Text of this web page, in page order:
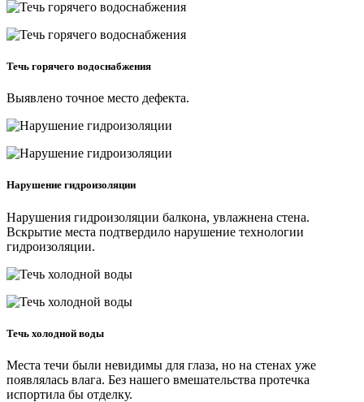
Течь горячего водоснабжения
Выявлено точное место дефекта.
Нарушение гидроизоляции
Нарушения гидроизоляции балкона, увлажнена стена.
Вскрытие места подтвердило нарушение технологии
гидроизоляции.
Течь холодной воды
Места течи были невидимы для глаза, но на стенах уже
появлялась влага. Без нашего вмешательства протечка
испортила бы отделку.